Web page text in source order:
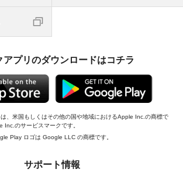
アプリのダウンロードはコチラ
、米国もしくはその他の国や地域におけるApple Inc.の商標で
のサービスマークです。
Play ロゴは Google LLC の商標です。
サポート情報